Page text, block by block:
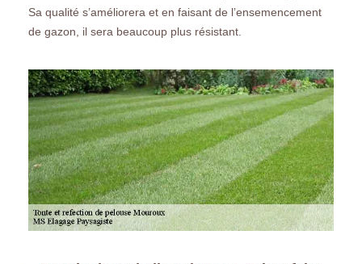
Sa qualité s’améliorera et en faisant de l’ensemencement
de gazon, il sera beaucoup plus résistant.